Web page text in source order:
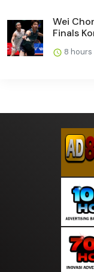
Wei
Finals
8 hours